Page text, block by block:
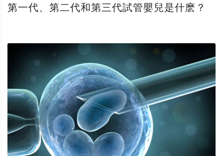
第一代、第二代和第三代試管嬰兒是什麽？